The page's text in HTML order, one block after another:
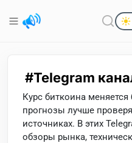
Telegram
Курс биткоина
прогнозы лучше
источниках. В этих
обзоры рынка,